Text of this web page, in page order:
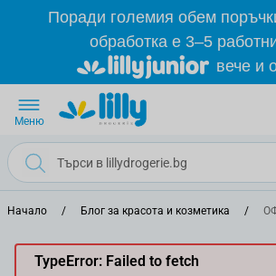
Прескачане към съдържанието
Поради големия обем
обработка е 3–5
вече и
Меню
Начало / Блог за красота и козметика /
TypeError: Failed to fetch